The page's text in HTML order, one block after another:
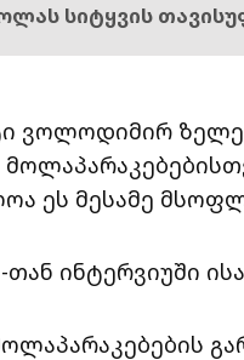
სიტყვის
ვოლოდიმირ
ეს მესამე
თან ინტერვიუში